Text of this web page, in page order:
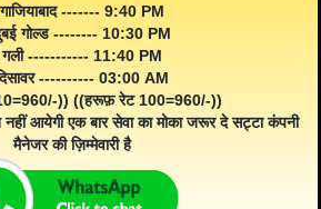
------- 9:40 PM
गोल्ड -------- 10:30 PM
गली ----------- 11:40 PM
---------- 03:00 AM
)) ((हरूफ़ रेट 100=960/-))
आयेगी एक बार सेवा का मोका जरूर दे सट्टा कंपनी
मैनेजर की ज़िम्मेवारी है